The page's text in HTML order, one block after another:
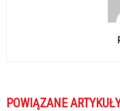
POWIĄZANE